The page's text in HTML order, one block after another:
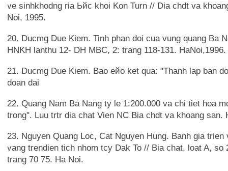
ve sinhkhodng ria Ьйс khoi Kon Turn // Dia chdt va
Noi, 1995.
20. Ducmg Due Kiem. Tinh phan doi cua vung quang Ba
HNKH lanthu 12- DH MBC, 2: trang 118-131. HaNoi,1996.
21. Ducmg Due Kiem. Bao ейо ket qua: "Thanh lap ban
doan dai
22. Quang Nam Ba Nang ty le 1:200.000 va chi tiet hoa
trong". Luu trtr dia chat Vien NC Bia chdt va khoang san.
23. Nguyen Quang Loc, Cat Nguyen Hung. Banh gia trien
vang trendien tich nhom tcy Dak To // Bia chat, loat A, so
trang 70 75. Ha Noi.